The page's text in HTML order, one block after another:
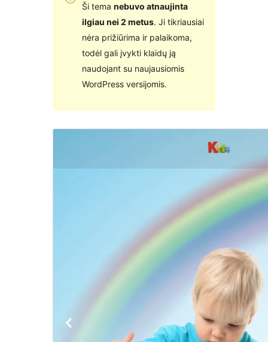
Ši tema nebuvo atnaujinta
ilgiau nei 2 metus. Ji tikriausiai
nėra prižiūrima ir palaikoma,
todėl gali įvykti klaidų ją
naudojant su naujausiomis
WordPress versijomis.